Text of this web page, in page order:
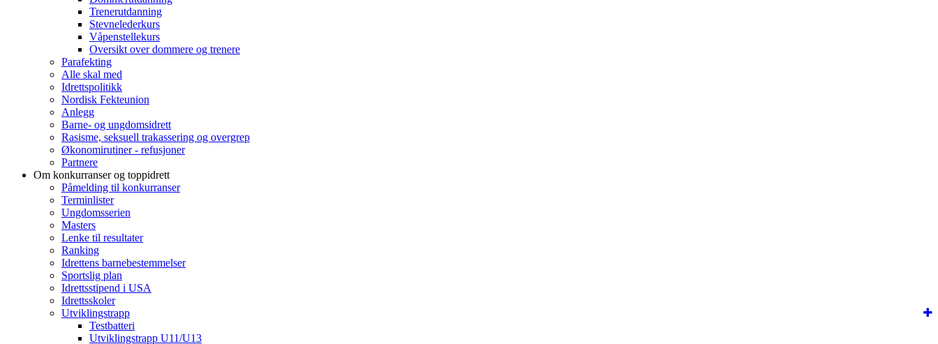
Trenerutdanning
Stevnelederkurs
Våpenstellekurs
Oversikt over dommere og trenere
Parafekting
Alle skal med
Idrettspolitikk
Nordisk Fekteunion
Anlegg
Barne- og ungdomsidrett
Rasisme, seksuell trakassering og overgrep
Økonomirutiner - refusjoner
Partnere
Om konkurranser og toppidrett
Påmelding til konkurranser
Terminlister
Ungdomsserien
Masters
Lenke til resultater
Ranking
Idrettens barnebestemmelser
Sportslig plan
Idrettsstipend i USA
Idrettsskoler
Utviklingstrapp
Testbatteri
Utviklingstrapp U11/U13